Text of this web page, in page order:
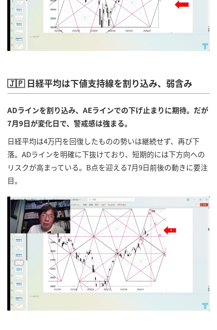
🇯🇵 日経平均は下値支持線を割り込み、弱含み
ADラインを割り込み、AEラインでの下げ止まりに期待。だが
7月9日が変化日で、警戒感は強まる。
日経平均は4万円を回復したものの勢いは継続せず、再び下
落。ADラインを明確に下抜けており、短期的には下方向への
リスクが高まっている。B点を迎える7月9日前後の動きに要注
目。